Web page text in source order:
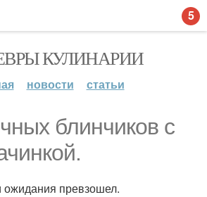
КУЛИНАРИИ
новости статьи
блинчиков с
ожидания превзошел.
5